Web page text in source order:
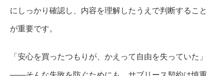
にしっかり確認し、内容を理解したうえで判断すること
が重要です。
「安心を買ったつもりが、かえって自由を失っていた」